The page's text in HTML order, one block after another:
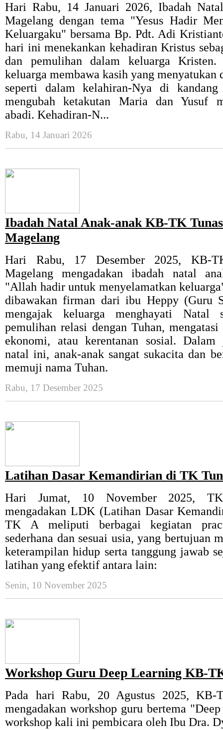
Hari Rabu, 14 Januari 2026, Ibadah
Magelang dengan tema "Yesus Hadir
Keluargaku" bersama Bp. Pdt. Adi
hari ini menekankan kehadiran Kristus
dan pemulihan dalam keluarga
keluarga membawa kasih yang menyatukan
seperti dalam kelahiran-Nya di
mengubah ketakutan Maria dan Yusuf
abadi. Kehadiran-N...
Rabu, 14 Januari 2026
Ibadah Natal Anak-anak KB-TK
Magelang
Hari Rabu, 17 Desember 2025, KB-
Magelang mengadakan ibadah natal
"Allah hadir untuk menyelamatkan
dibawakan firman dari ibu Heppy (Guru
mengajak keluarga menghayati Natal
pemulihan relasi dengan Tuhan,
ekonomi, atau kerentanan sosial. Dalam
natal ini, anak-anak sangat sukacita dan
memuji nama Tuhan.
Rabu, 17 Desember 2025
Latihan Dasar Kemandirian di TK
Hari Jumat, 10 November 2025,
mengadakan LDK (Latihan Dasar
TK A meliputi berbagai kegiatan
sederhana dan sesuai usia, yang bertujuan
keterampilan hidup serta tanggung jawab
latihan yang efektif antara lain:
Senin, 10 November 2025
Workshop Guru Deep Learning KB-
Pada hari Rabu, 20 Agustus 2025, KB-
mengadakan workshop guru bertema
workshop kali ini pembicara oleh Ibu Dra.